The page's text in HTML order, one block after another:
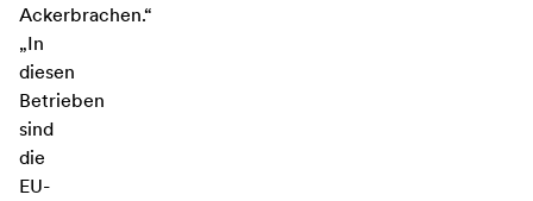
Ackerbrachen.“
„In
diesen
Betrieben
sind
die
EU-